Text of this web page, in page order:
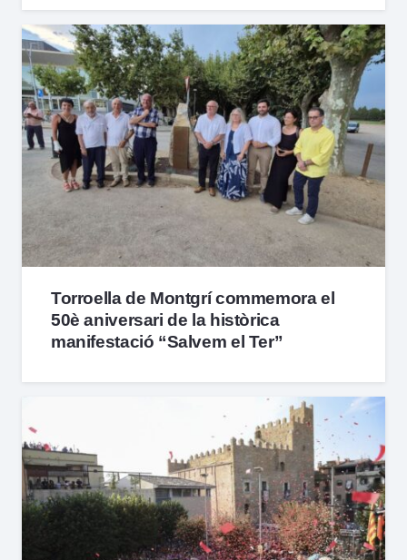
Torroella de Montgrí commemora el
50è aniversari de la històrica
manifestació “Salvem el Ter”